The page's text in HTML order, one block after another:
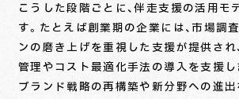
こうした段階ごとに、伴走支援の活用モ
す。たとえば創業期の企業には、市場調
ンの磨き上げを重視した支援が提供され
管理やコスト最適化手法の導入を支援し
ブランド戦略の再構築や新分野への進